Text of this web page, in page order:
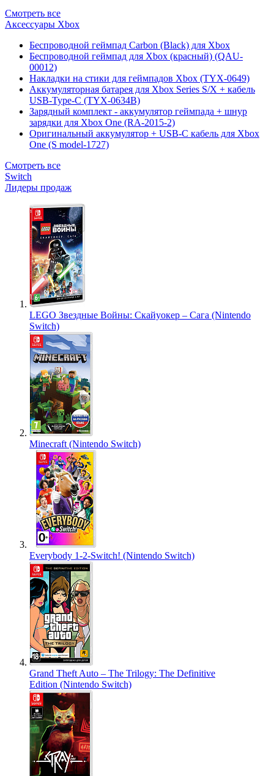
Смотреть все
Аксессуары Xbox
Беспроводной геймпад Carbon (Black) для Xbox
Беспроводной геймпад для Xbox (красный) (QAU-
00012)
Накладки на стики для геймпадов Xbox (TYX-0649)
Аккумуляторная батарея для Xbox Series S/X + кабель
USB-Type-C (TYX-0634B)
Зарядный комплект - аккумулятор геймпада + шнур
зарядки для Xbox One (RA-2015-2)
Оригинальный аккумулятор + USB-C кабель для Xbox
One (S model-1727)
Смотреть все
Switch
Лидеры продаж
LEGO Звездные Войны: Скайуокер – Сага (Nintendo
Switch)
Minecraft (Nintendo Switch)
Everybody 1-2-Switch! (Nintendo Switch)
Grand Theft Auto – The Trilogy: The Definitive
Edition (Nintendo Switch)